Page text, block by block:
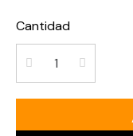
Cantidad